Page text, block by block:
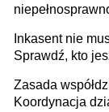
samodzielnie
Inkasent nie
Sprawdź, kto
Zasada
Koordynacja